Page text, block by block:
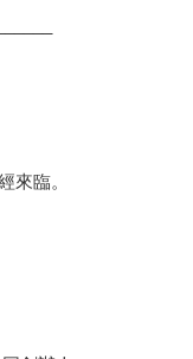
來臨。